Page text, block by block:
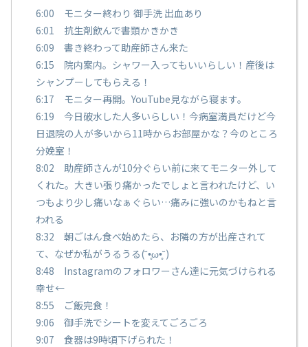
6:00 モニター終わり 御手洗 出血あり
6:01 抗生剤飲んで書類かきかき
6:09 書き終わって助産師さん来た
6:15 院内案内。シャワー入ってもいいらしい！産後は
シャンプーしてもらえる！
6:17 モニター再開。YouTube見ながら寝ます。
6:19 今日破水した人多いらしい！今病室満員だけど今
日退院の人が多いから11時からお部屋かな？今のところ
分娩室！
8:02 助産師さんが10分ぐらい前に来てモニター外して
くれた。大きい張り痛かったでしょと言われたけど、い
つもより少し痛いなぁぐらい…痛みに強いのかもねと言
われる
8:32 朝ごはん食べ始めたら、お隣の方が出産されて
て、なぜか私がうるうる(˘•̥ω•̥˘)
8:48 Instagramのフォロワーさん達に元気づけられる
幸せ←
8:55 ご飯完食！
9:06 御手洗でシートを変えてごろごろ
9:07 食器は9時頃下げられた！